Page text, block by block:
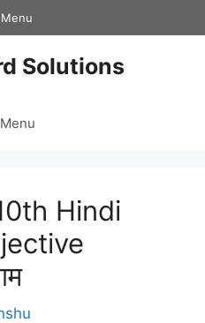
Menu
Solutions
Menu
Hindi